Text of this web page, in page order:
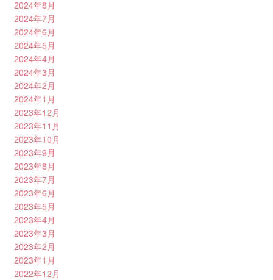
2024年8月
2024年7月
2024年6月
2024年5月
2024年4月
2024年3月
2024年2月
2024年1月
2023年12月
2023年11月
2023年10月
2023年9月
2023年8月
2023年7月
2023年6月
2023年5月
2023年4月
2023年3月
2023年2月
2023年1月
2022年12月